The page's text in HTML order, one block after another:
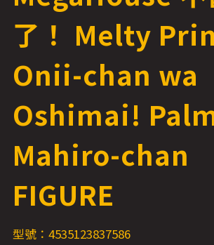
了！ Melty
Onii-chan wa
Oshimai!
Mahiro-chan
FIGURE
型號：4535123837586